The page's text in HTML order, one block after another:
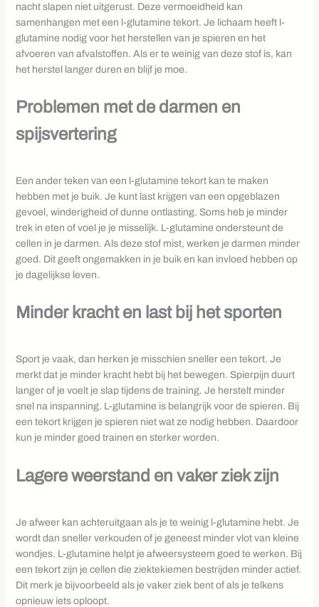
nacht slapen niet uitgerust. Deze vermoeidheid kan
samenhangen met een l-glutamine tekort. Je lichaam heeft l-
glutamine nodig voor het herstellen van je spieren en het
afvoeren van afvalstoffen. Als er te weinig van deze stof is, kan
het herstel langer duren en blijf je moe.
Problemen met de darmen en
spijsvertering
Een ander teken van een l-glutamine tekort kan te maken
hebben met je buik. Je kunt last krijgen van een opgeblazen
gevoel, winderigheid of dunne ontlasting. Soms heb je minder
trek in eten of voel je je misselijk. L-glutamine ondersteunt de
cellen in je darmen. Als deze stof mist, werken je darmen minder
goed. Dit geeft ongemakken in je buik en kan invloed hebben op
je dagelijkse leven.
Minder kracht en last bij het sporten
Sport je vaak, dan herken je misschien sneller een tekort. Je
merkt dat je minder kracht hebt bij het bewegen. Spierpijn duurt
langer of je voelt je slap tijdens de training. Je herstelt minder
snel na inspanning. L-glutamine is belangrijk voor de spieren. Bij
een tekort krijgen je spieren niet wat ze nodig hebben. Daardoor
kun je minder goed trainen en sterker worden.
Lagere weerstand en vaker ziek zijn
Je afweer kan achteruitgaan als je te weinig l-glutamine hebt. Je
wordt dan sneller verkouden of je geneest minder vlot van kleine
wondjes. L-glutamine helpt je afweersysteem goed te werken. Bij
een tekort zijn je cellen die ziektekiemen bestrijden minder actief.
Dit merk je bijvoorbeeld als je vaker ziek bent of als je telkens
opnieuw iets oploopt.